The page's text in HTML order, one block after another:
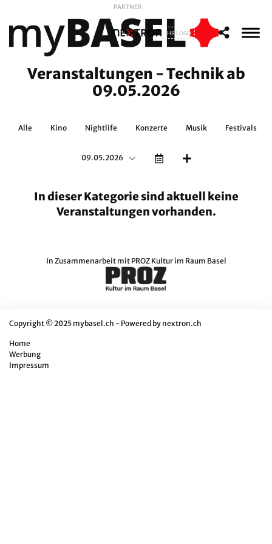
PARTNER
IHR LOGO
Veranstaltungen - Technik ab
09.05.2026
Alle Kino Nightlife Konzerte Musik Festivals
09.05.2026
In dieser Kategorie sind aktuell keine
Veranstaltungen vorhanden.
In Zusammenarbeit mit PROZ Kultur im Raum Basel
Copyright © 2025 mybasel.ch - Powered by nextron.ch
Home
Werbung
Impressum